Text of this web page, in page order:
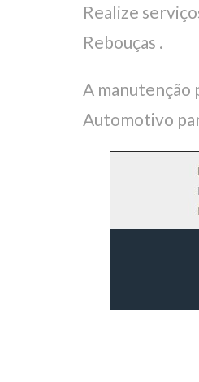
Realize
Rebouças .
A
Automotivo